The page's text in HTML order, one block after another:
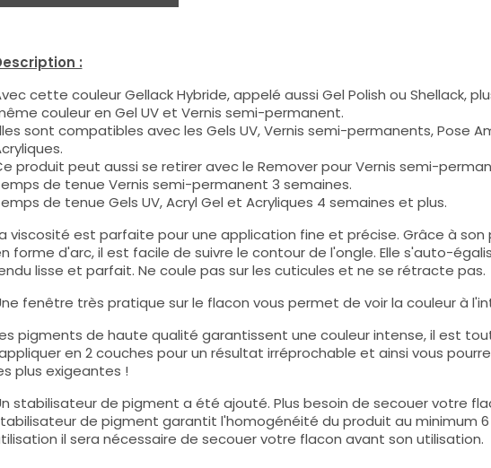
:
cette couleur Gellack Hybride, appelé aussi Gel Polish ou Shellack,
couleur en Gel UV et Vernis semi-permanent.
sont compatibles avec les Gels UV, Vernis semi-permanents, Pose
produit peut aussi se retirer avec le Remover pour Vernis semi-
de tenue Vernis semi-permanent 3 semaines.
de tenue Gels UV, Acryl Gel et Acryliques 4 semaines et plus.
viscosité est parfaite pour une application fine et précise. Grâce à
forme d'arc, il est facile de suivre le contour de l'ongle. Elle s'auto-
lisse et parfait. Ne coule pas sur les cuticules et ne se rétracte pas.
fenêtre très pratique sur le flacon vous permet de voir la couleur à
pigments de haute qualité garantissent une couleur intense, il est
en 2 couches pour un résultat irréprochable et ainsi vous
plus exigeantes !
stabilisateur de pigment a été ajouté. Plus besoin de secouer votre
de pigment garantit l'homogénéité du produit au minimum 6
il sera nécessaire de secouer votre flacon avant son utilisation.